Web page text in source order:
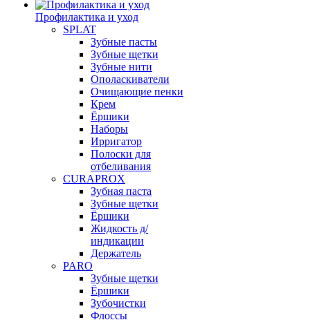
Профилактика и уход
SPLAT
Зубные пасты
Зубные щетки
Зубные нити
Ополаскиватели
Очищающие пенки
Крем
Ёршики
Наборы
Ирригатор
Полоски для
отбеливания
CURAPROX
Зубная паста
Зубные щетки
Ёршики
Жидкость д/
индикации
Держатель
PARO
Зубные щетки
Ёршики
Зубочистки
Флоссы